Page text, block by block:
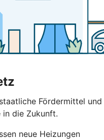
Fördermittel und
die Zukunft.
neue Heizungen